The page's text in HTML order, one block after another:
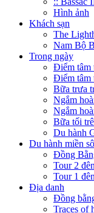
Hình ảnh
Khách sạn
The
Nam Bộ
Trong ngày
Điểm tâm
Điểm tâm
Bữa trưa
Ngắm
Ngắm
Bữa tối
Du hành
Du hành miền
Đồng
Tour 2
Tour 1
Địa danh
Đồng
Traces of